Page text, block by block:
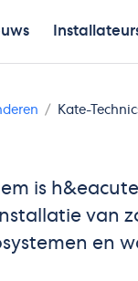
Kate-
is
van
en